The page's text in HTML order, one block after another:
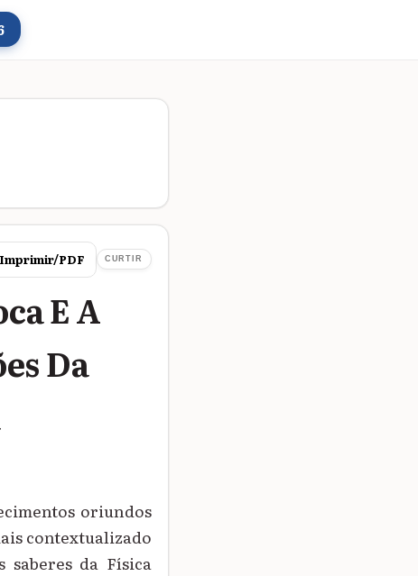
Imprimir/PDF CURTIR
E A
Da
oriundos
contextualizado
saberes da Física